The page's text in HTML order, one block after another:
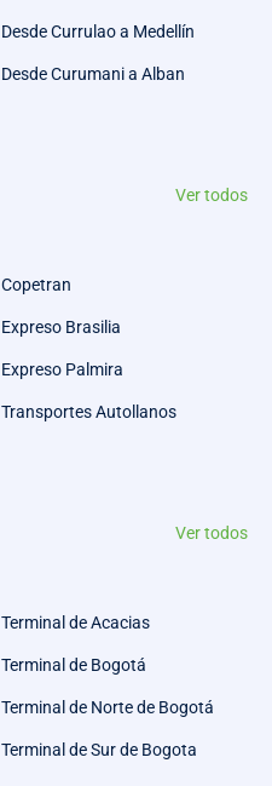
Desde Currulao a Medellín
Desde Curumani a Alban
Ver todos
Copetran
Expreso Brasilia
Expreso Palmira
Transportes Autollanos
Ver todos
Terminal de Acacias
Terminal de Bogotá
Terminal de Norte de Bogotá
Terminal de Sur de Bogota